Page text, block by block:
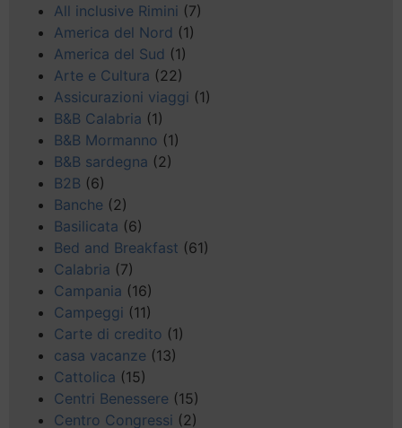
All inclusive Rimini (7)
America del Nord (1)
America del Sud (1)
Arte e Cultura (22)
Assicurazioni viaggi (1)
B&B Calabria (1)
B&B Mormanno (1)
B&B sardegna (2)
B2B (6)
Banche (2)
Basilicata (6)
Bed and Breakfast (61)
Calabria (7)
Campania (16)
Campeggi (11)
Carte di credito (1)
casa vacanze (13)
Cattolica (15)
Centri Benessere (15)
Centro Congressi (2)